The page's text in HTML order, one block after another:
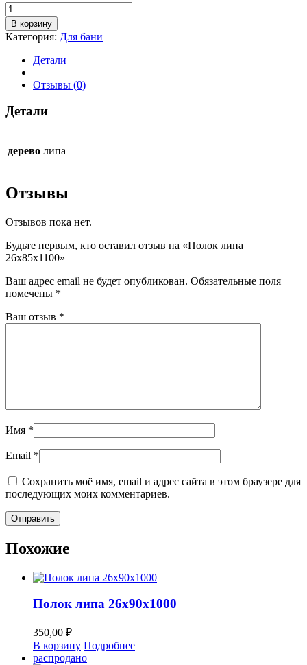
Количество
товара
Полок
липа
26х85х1100
В корзину
Категория: Для бани
Детали
Отзывы (0)
Детали
дерево липа
Отзывы
Отзывов пока нет.
Будьте первым, кто оставил отзыв на «Полок липа
26х85х1100»
Ваш адрес email не будет опубликован. Обязательные поля
помечены *
Ваш отзыв *
Имя *
Email *
Сохранить моё имя, email и адрес сайта в этом браузере для
последующих моих комментариев.
Похожие
Полок липа 26х90х1000
350,00 ₽
В корзину Подробнее
распродано